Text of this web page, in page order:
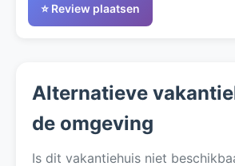
⭐ Review plaatsen
Alternatieve
de omgeving
Is dit vakantiehuis niet